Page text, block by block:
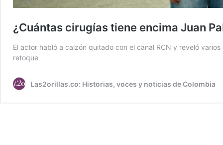
¿Cuántas cirugías tiene encima Juan
El actor habló a calzón quitado con el canal RCN y reveló
retoque
Las2orillas.co: Historias, voces y noticias de Colombia